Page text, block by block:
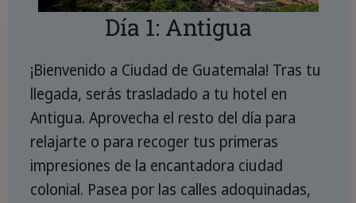
Día 1: Antigua
¡Bienvenido a Ciudad de Guatemala! Tras tu
llegada, serás trasladado a tu hotel en
Antigua. Aprovecha el resto del día para
relajarte o para recoger tus primeras
impresiones de la encantadora ciudad
colonial. Pasea por las calles adoquinadas,